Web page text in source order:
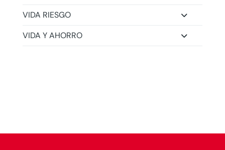
VIDA RIESGO
VIDA Y AHORRO